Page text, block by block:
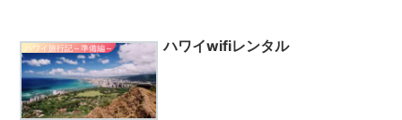
ハワイ旅行記～準備編～ ハワイwifiレンタル